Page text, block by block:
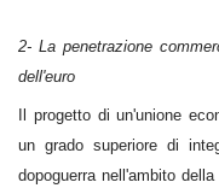
2- La penetrazione
dell'euro
Il progetto di un'unione
un grado superiore di
dopoguerra nell'ambito